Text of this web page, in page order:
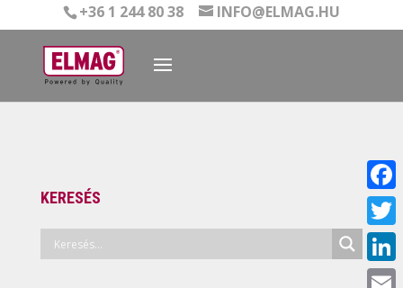
+36 1 244 80 38 INFO@ELMAG.HU
KERESÉS